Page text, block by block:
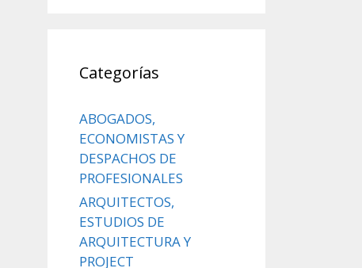
Categorías
ABOGADOS,
ECONOMISTAS Y
DESPACHOS DE
PROFESIONALES
ARQUITECTOS,
ESTUDIOS DE
ARQUITECTURA Y
PROJECT